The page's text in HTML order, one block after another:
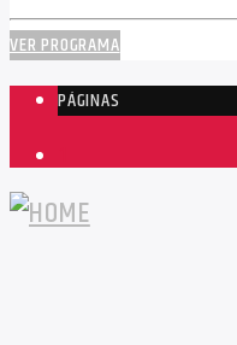
VER PROGRAMA
PÁGINAS